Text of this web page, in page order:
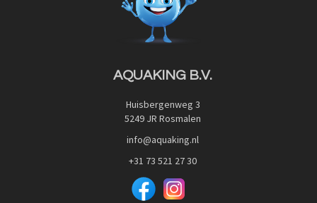
Veilig betalen met:
Red Label Filter Series
Nishikigoi-Ô
JPD Japan Pet Design
AQUAKING B.V.
Huisbergenweg 3
5249 JR Rosmalen
info@aquaking.nl
+31 73 521 27 30